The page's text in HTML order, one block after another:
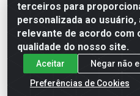
terceiros para
personalizada ao
relevante de acordo com
qualidade do nosso site.
Aceitar
Negar não
Preferências de Cookies
Formas de